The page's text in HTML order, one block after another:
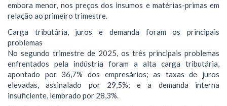
embora menor, nos preços dos insumos e matérias-primas em
relação ao primeiro trimestre.
Carga tributária, juros e demanda foram os principais
problemas
No segundo trimestre de 2025, os três principais problemas
enfrentados pela indústria foram a alta carga tributária,
apontado por 36,7% dos empresários; as taxas de juros
elevadas, assinalado por 29,5%; e a demanda interna
insuficiente, lembrado por 28,3%.